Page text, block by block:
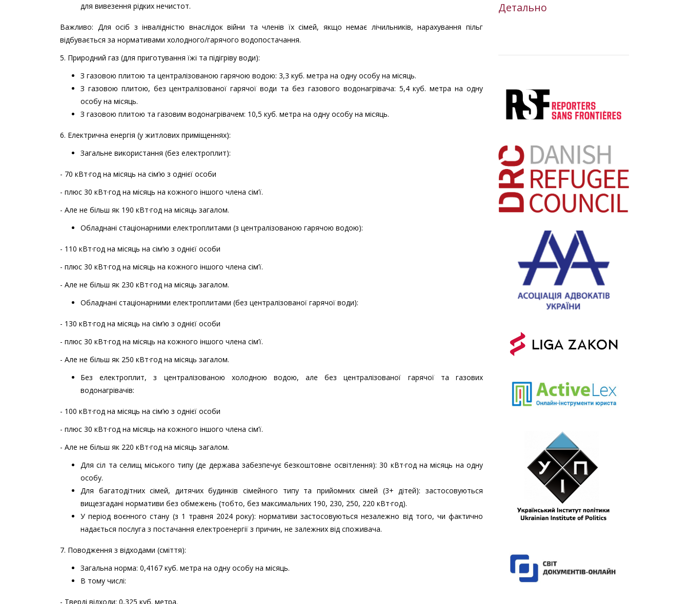
для вивезення рідких нечистот.
Важливо: Для осіб з інвалідністю внаслідок війни та членів їх сімей, якщо немає лічильників, нарахування пільг
відбувається за нормативами холодного/гарячого водопостачання.
5. Природний газ (для приготування їжі та підігріву води):
З газовою плитою та централізованою гарячою водою: 3,3 куб. метра на одну особу на місяць.
З газовою плитою, без централізованої гарячої води та без газового водонагрівача: 5,4 куб. метра на одну
особу на місяць.
З газовою плитою та газовим водонагрівачем: 10,5 куб. метра на одну особу на місяць.
6. Електрична енергія (у житлових приміщеннях):
Загальне використання (без електроплит):
- 70 кВт·год на місяць на сім’ю з однієї особи
- плюс 30 кВт·год на місяць на кожного іншого члена сім’ї.
- Але не більш як 190 кВт·год на місяць загалом.
Обладнані стаціонарними електроплитами (з централізованою гарячою водою):
- 110 кВт·год на місяць на сім’ю з однієї особи
- плюс 30 кВт·год на місяць на кожного іншого члена сім’ї.
- Але не більш як 230 кВт·год на місяць загалом.
Обладнані стаціонарними електроплитами (без централізованої гарячої води):
- 130 кВт·год на місяць на сім’ю з однієї особи
- плюс 30 кВт·год на місяць на кожного іншого члена сім’ї.
- Але не більш як 250 кВт·год на місяць загалом.
Без електроплит, з централізованою холодною водою, але без централізованої гарячої та газових
водонагрівачів:
- 100 кВт·год на місяць на сім’ю з однієї особи
- плюс 30 кВт·год на місяць на кожного іншого члена сім’ї.
- Але не більш як 220 кВт·год на місяць загалом.
Для сіл та селищ міського типу (де держава забезпечує безкоштовне освітлення): 30 кВт·год на місяць на одну
особу.
Для багатодітних сімей, дитячих будинків сімейного типу та прийомних сімей (3+ дітей): застосовуються
вищезгадані нормативи без обмежень (тобто, без максимальних 190, 230, 250, 220 кВт·год).
У період воєнного стану (з 1 травня 2024 року): нормативи застосовуються незалежно від того, чи фактично
надається послуга з постачання електроенергії з причин, не залежних від споживача.
7. Поводження з відходами (сміття):
Загальна норма: 0,4167 куб. метра на одну особу на місяць.
В тому числі:
- Тверді відходи: 0,325 куб. метра.
Детально